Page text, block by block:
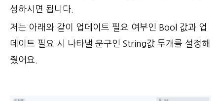
성하시면 됩니다.
저는 아래와 같이 업데이트 필요 여부인 Bool 값과 업
데이트 필요 시 나타낼 문구인 String값 두개를 설정해
줬어요.